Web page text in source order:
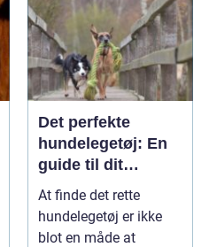
Det perfekte
hundelegetøj: En
guide til dit
kæledyrs glæde
og trivsel
At finde det rette
hundelegetøj er ikke
blot en måde at